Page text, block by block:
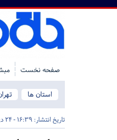
صفحه نخست
استان ها
تاریخ انتشار: 16:39 - 24 دی 1403